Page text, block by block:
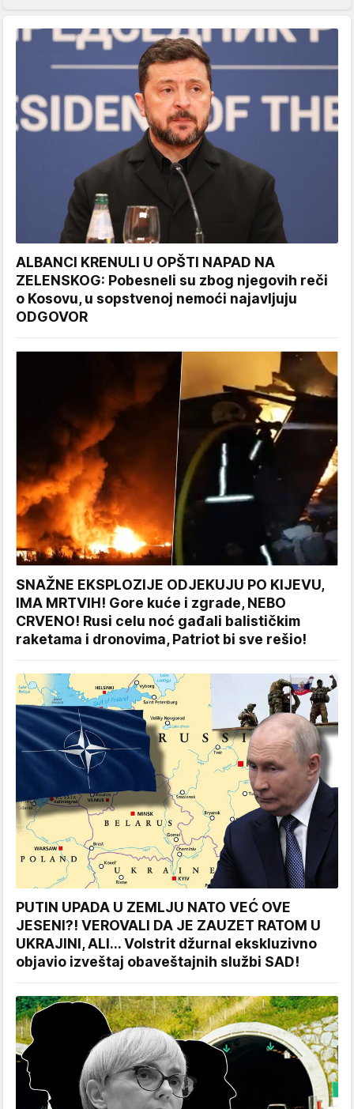
ALBANCI KRENULI U OPŠTI NAPAD NA
ZELENSKOG: Pobesneli su zbog njegovih reči
o Kosovu, u sopstvenoj nemoći najavljuju
ODGOVOR
SNAŽNE EKSPLOZIJE ODJEKUJU PO KIJEVU,
IMA MRTVIH! Gore kuće i zgrade, NEBO
CRVENO! Rusi celu noć gađali balističkim
raketama i dronovima, Patriot bi sve rešio!
PUTIN UPADA U ZEMLJU NATO VEĆ OVE
JESENI?! VEROVALI DA JE ZAUZET RATOM U
UKRAJINI, ALI... Volstrit džurnal ekskluzivno
objavio izveštaj obaveštajnih službi SAD!